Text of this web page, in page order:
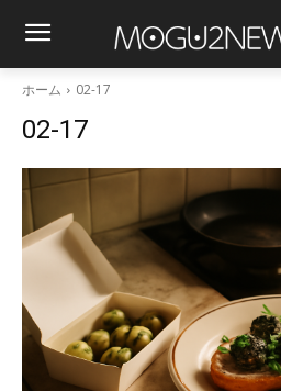
ホーム 02-17
02-17